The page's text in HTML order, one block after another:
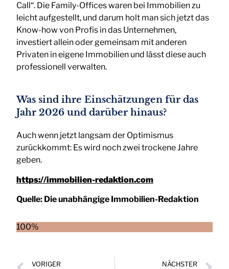
Call“. Die Family-Offices waren bei Immobilien zu
leicht aufgestellt, und darum holt man sich jetzt das
Know-how von Profis in das Unternehmen,
investiert allein oder gemeinsam mit anderen
Privaten in eigene Immobilien und lässt diese auch
professionell verwalten.
Was sind ihre Einschätzungen für das
Jahr 2026 und darüber hinaus?
Auch wenn jetzt langsam der Optimismus
zurückkommt: Es wird noch zwei trockene Jahre
geben.
https://immobilien-redaktion.com
Quelle: Die unabhängige Immobilien-Redaktion
100%
VORIGER NÄCHSTER